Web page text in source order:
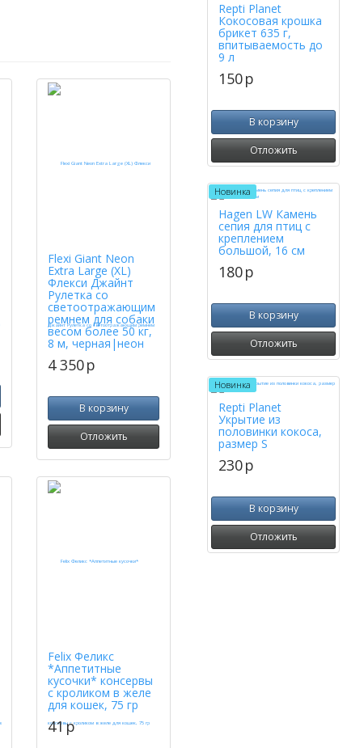
Flexi Giant Neon
Extra Large (XL)
Флекси Джайнт
Рулетка со
светоотражающим
ремнем для собаки
весом более 50 кг,
8 м, черная|неон
4 350p
В корзину
Отложить
Felix Феликс
*Аппетитные
кусочки* консервы
с кроликом в желе
для кошек, 75 гр
41p
Repti Planet
Кокосовая крошка
брикет 635 г,
впитываемость до
9 л
150p
В корзину
Отложить
Новинка
Hagen LW Камень
сепия для птиц с
креплением
большой, 16 см
180p
В корзину
Отложить
Новинка
Repti Planet
Укрытие из
половинки кокоса,
размер S
230p
В корзину
Отложить